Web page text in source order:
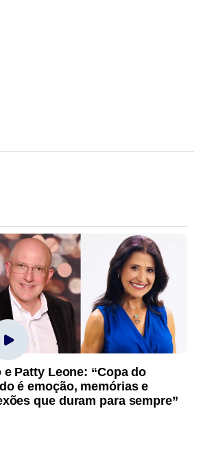
e Patty Leone: “Copa do
é emoção, memórias e
que duram para sempre”